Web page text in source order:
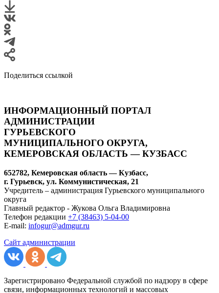
Поделиться ссылкой
ИНФОРМАЦИОННЫЙ ПОРТАЛ
АДМИНИСТРАЦИИ
ГУРЬЕВСКОГО
МУНИЦИПАЛЬНОГО ОКРУГА,
КЕМЕРОВСКАЯ ОБЛАСТЬ — КУЗБАСС
652782, Кемеровская область — Кузбасс,
г. Гурьевск, ул. Коммунистическая, 21
Учредитель – администрация Гурьевского муниципального
округа
Главный редактор - Жукова Ольга Владимировна
Телефон редакции +7 (38463) 5-04-00
E-mail: infogur@admgur.ru
Сайт администрации
Зарегистрировано Федеральной службой по надзору в сфере
связи, информационных технологий и массовых